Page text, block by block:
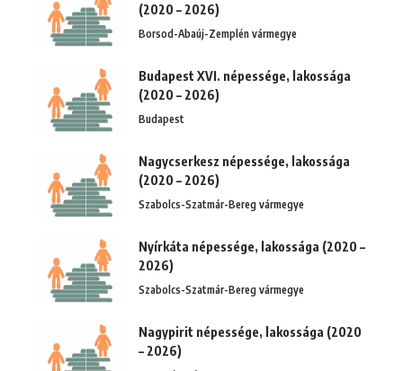
(2020 – 2026)
Borsod-Abaúj-Zemplén vármegye
Budapest XVI. népessége, lakossága
(2020 – 2026)
Budapest
Nagycserkesz népessége, lakossága
(2020 – 2026)
Szabolcs-Szatmár-Bereg vármegye
Nyírkáta népessége, lakossága (2020 –
2026)
Szabolcs-Szatmár-Bereg vármegye
Nagypirit népessége, lakossága (2020
– 2026)